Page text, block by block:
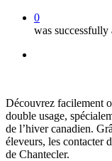
0
was successfully
Découvrez facilement
double usage,
de l’hiver canadien.
éleveurs, les contacter
de Chantecler.